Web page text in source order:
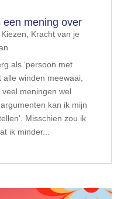
een mening over
Kiezen
Kracht van je
als ‘persoon met
alle winden meewaai,
meningen wel
kan ik mijn
Misschien zou ik
ik minder...